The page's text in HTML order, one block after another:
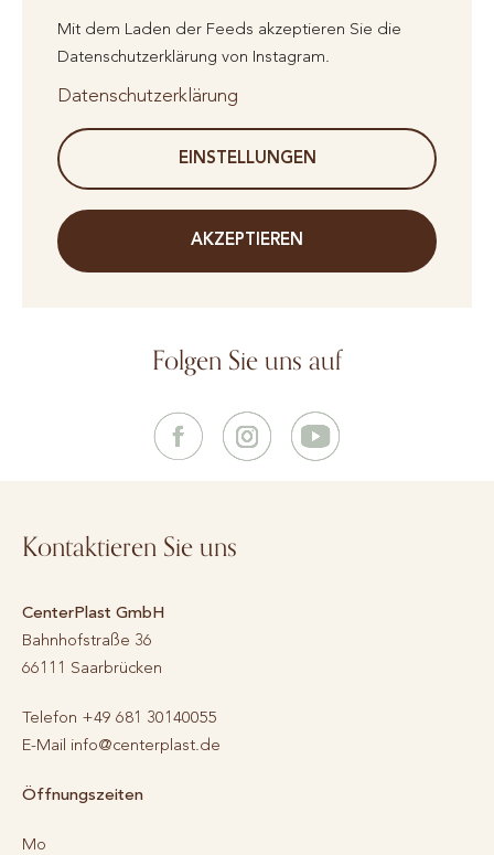
Mit dem Laden der Feeds akzeptieren Sie die
Datenschutzerklärung von Instagram.
Datenschutzerklärung
EINSTELLUNGEN
AKZEPTIEREN
Folgen Sie uns auf
Kontaktieren Sie uns
CenterPlast GmbH
Bahnhofstraße 36
66111 Saarbrücken
Telefon +49 681 30140055
E-Mail info@centerplast.de
Öffnungszeiten
Mo